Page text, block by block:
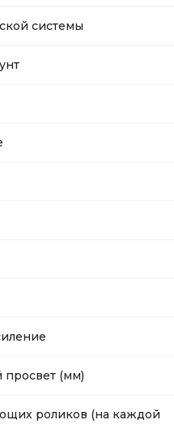
системы
(мм)
роликов (на каждой